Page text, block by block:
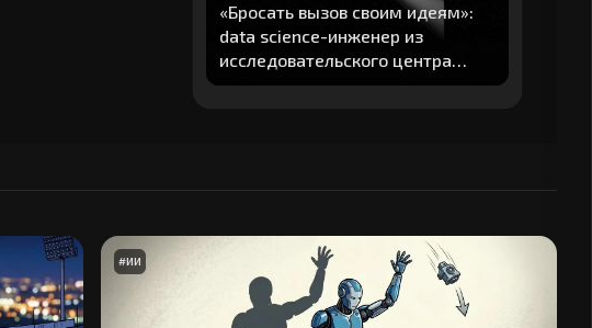
«Бросать вызов своим идеям»:
data science-инженер из
исследовательского центра
"Авито" рассказал о главных
#ИИ